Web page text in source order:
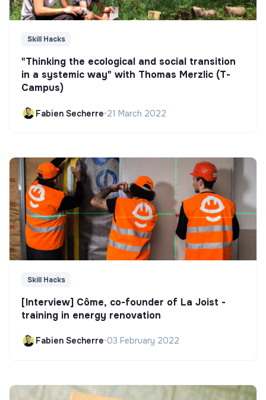
Skill Hacks
"Thinking the ecological and social transition
in a systemic way" with Thomas Merzlic (T-
Campus)
Fabien Secherre•21 March 2022
Skill Hacks
[Interview] Côme, co-founder of La Joist -
training in energy renovation
Fabien Secherre•03 February 2022